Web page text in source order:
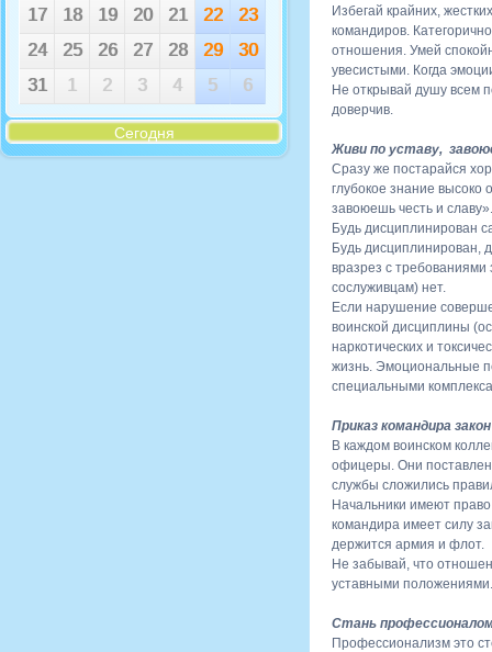
17
18 19 20 21 22
23
24
25 26 27 28 29
30
31
1 2 3 4 5 6
Сегодня
Избегай крайних,
командиров.
отношения. Умей
увесистыми. Когда
Не открывай душу всем
доверчив.
Живи по уставу,
Сразу же постарайся
глубокое знание
завоюешь честь и
Будь дисциплинирован
Будь дисциплинирован,
вразрез с требованиями
сослуживцам) нет.
Если нарушение
воинской дисциплины
наркотических и
жизнь. Эмоциональные
специальными
Приказ командира закон
В каждом воинском
офицеры. Они
службы сложились
Начальники имеют
командира имеет силу
держится армия и флот.
Не забывай, что
уставными положениями.
Стань
Профессионализм это